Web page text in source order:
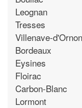
Leognan
Tresses
Villenave-d'Ornon
Bordeaux
Eysines
Floirac
Carbon-Blanc
Lormont